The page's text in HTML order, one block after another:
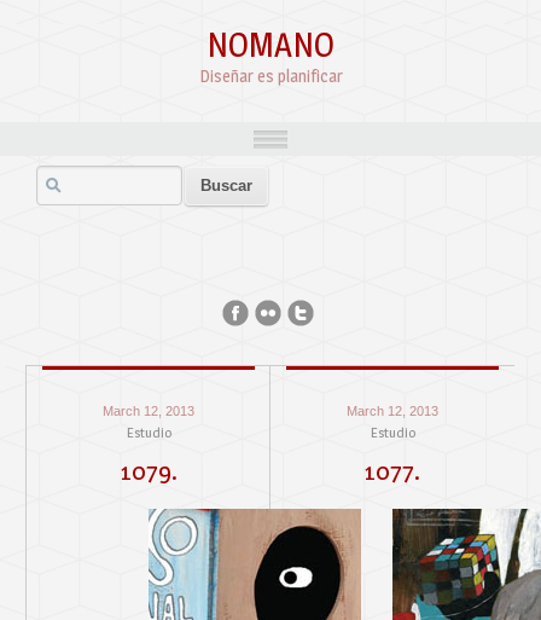
NOMANO
Diseñar es planificar
March 12, 2013
Estudio
1079.
March 12, 2013
Estudio
1077.